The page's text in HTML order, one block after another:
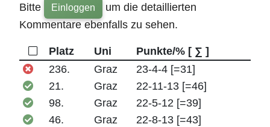
Bitte Einloggen
um die detaillierten
Kommentare ebenfalls zu sehen.
Platz Uni
Punkte/% [ ∑ ]
236.
Graz
23-4-4 [=31]
21.
Graz
22-11-13 [=46]
98.
Graz
22-5-12 [=39]
46.
Graz
22-8-13 [=43]